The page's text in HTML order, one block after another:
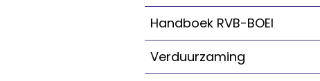
Handboek RVB-BOEI
Verduurzaming